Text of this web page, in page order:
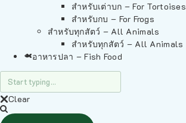
สำหรับเต่าบก – For Tortoises
สำหรับกบ – For Frogs
สำหรับทุกสัตว์ – All Animals
สำหรับทุกสัตว์ – All Animals
อาหารปลา – Fish Food
Clear